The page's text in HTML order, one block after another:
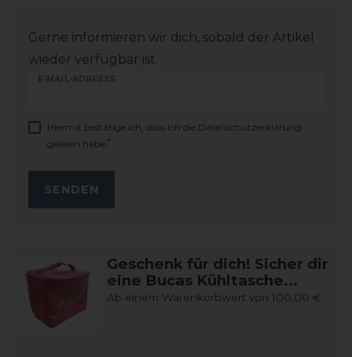
Gerne informieren wir dich, sobald der Artikel
wieder verfügbar ist.
E-MAIL-ADRESSE
Hiermit bestätige ich, dass ich die Daten­schutz­erklärung
gelesen habe. *
SENDEN
Geschenk für dich! Sicher dir
eine Bucas Kühltasche...
Ab einem Warenkorbwert von 100,00 €